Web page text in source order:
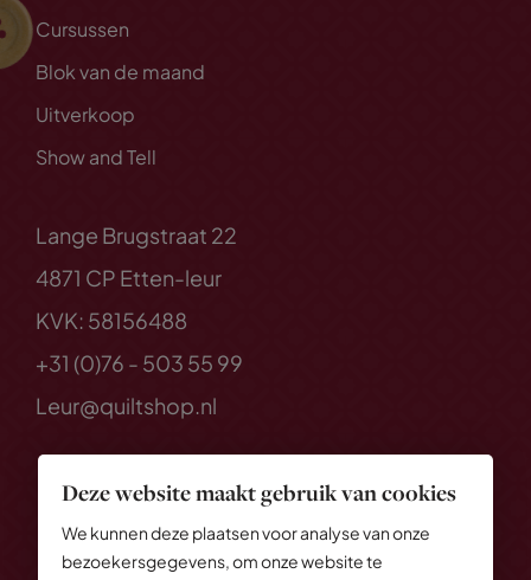
Deze website maakt gebruik van cookies
We kunnen deze plaatsen voor analyse van onze
bezoekersgegevens, om onze website te
Cursussen
Blok van de maand
Uitverkoop
Show and Tell
Lange Brugstraat 22
4871 CP Etten-leur
KVK: 58156488
+31 (0)76 - 503 55 99
Leur@quiltshop.nl